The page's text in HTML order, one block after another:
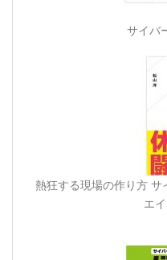
サイバ
熱狂する現場の作り方 サ
エ